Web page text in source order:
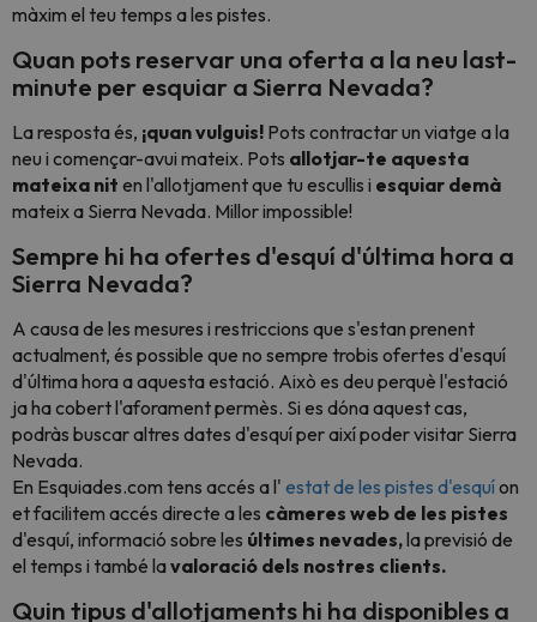
màxim el teu temps a les pistes.
Quan pots reservar una oferta a la neu last-
minute per esquiar a Sierra Nevada?
La resposta és, ¡quan vulguis! Pots contractar un viatge a la
neu i començar-avui mateix. Pots allotjar-te aquesta
mateixa nit en l'allotjament que tu escullis i esquiar demà
mateix a Sierra Nevada. Millor impossible!
Sempre hi ha ofertes d'esquí d'última hora a
Sierra Nevada?
A causa de les mesures i restriccions que s'estan prenent
actualment, és possible que no sempre trobis ofertes d'esquí
d'última hora a aquesta estació. Això es deu perquè l'estació
ja ha cobert l'aforament permès. Si es dóna aquest cas,
podràs buscar altres dates d'esquí per així poder visitar Sierra
Nevada.
En Esquiades.com tens accés a l' estat de les pistes d'esquíon
et facilitem accés directe a les càmeres web de les pistes
d'esquí, informació sobre les últimes nevades,la previsió de
el temps i també lavaloració dels nostres clients.
Quin tipus d'allotjaments hi ha disponibles a